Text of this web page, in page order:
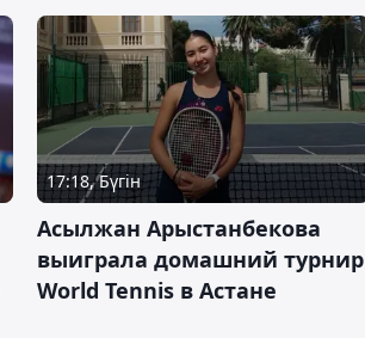
17:18, Бүгін
Асылжан Арыстанбекова
выиграла домашний турнир
World Tennis в Астане